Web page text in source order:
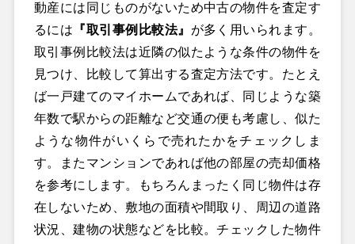
動産には同じものがないため中古の物件を査定す
るには 『取引事例比較法』 が多く用いられます。
取引事例比較法は近隣の似たような条件の物件を
見つけ、比較して算出する査定方法です。たとえ
ば一戸建てのマイホームであれば、同じような築
年数で駅からの距離など交通の便も考慮し、似た
ような物件がいくらで売れたかをチェックしま
す。またマンションであれば他の部屋の売却価格
を参考にします。もちろんまったく同じ物件は存
在しないため、敷地の面積や間取り、周辺の道路
状況、建物の状態などを比較。チェックした物件